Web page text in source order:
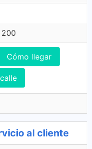
200
Cómo llegar
al cliente